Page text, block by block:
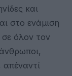
και
στο ενάμιση
όλον τον